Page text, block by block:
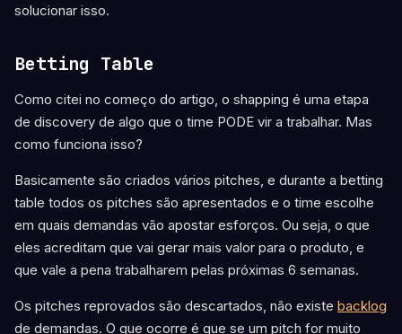
solucionar isso.
Betting Table
Como citei no começo do artigo, o shapping é uma etapa
de discovery de algo que o time PODE vir a trabalhar. Mas
como funciona isso?
Basicamente são criados vários pitches, e durante a betting
table todos os pitches são apresentados e o time escolhe
em quais demandas vão apostar esforços. Ou seja, o que
eles acreditam que vai gerar mais valor para o produto, e
que vale a pena trabalharem pelas próximas 6 semanas.
Os pitches reprovados são descartados, não existe backlog
de demandas. O que ocorre é que se um pitch for muito